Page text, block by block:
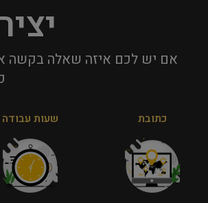
אם יש לכם איזה שאלה בקשה
כתובת שעות עבודה